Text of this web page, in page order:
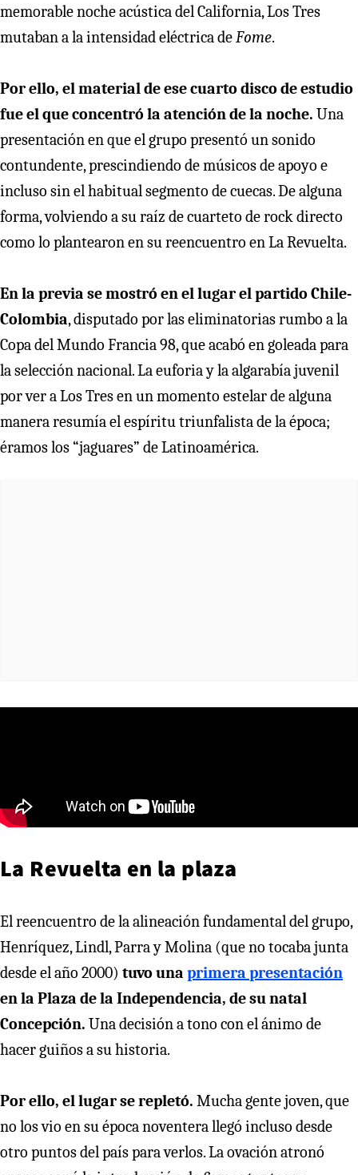
memorable noche acústica del California, Los Tres
mutaban a la intensidad eléctrica deFome.
Por ello, el material de ese cuarto disco de estudio
fue el que concentró la atención de la noche. Una
presentación en que el grupo presentó un sonido
contundente, prescindiendo de músicos de apoyo e
incluso sin el habitual segmento de cuecas. De alguna
forma, volviendo a su raíz de cuarteto de rock directo
como lo plantearon en su reencuentro en La Revuelta.
En la previa se mostró en el lugar el partido Chile-
Colombia, disputado por las eliminatorias rumbo a la
Copa del Mundo Francia 98, que acabó en goleada para
la selección nacional. La euforia y la algarabía juvenil
por ver a Los Tres en un momento estelar de alguna
manera resumía el espíritu triunfalista de la época;
éramos los “jaguares” de Latinoamérica.
La Revuelta en la plaza
El reencuentro de la alineación fundamental del grupo,
Henríquez, Lindl, Parra y Molina (que no tocaba junta
desde el año 2000) tuvo una primera presentación
en la Plaza de la Independencia, de su natal
Concepción. Una decisión a tono con el ánimo de
hacer guiños a su historia.
Por ello, el lugar se repletó. Mucha gente joven, que
no los vio en su época noventera llegó incluso desde
otro puntos del país para verlos. La ovación atronó